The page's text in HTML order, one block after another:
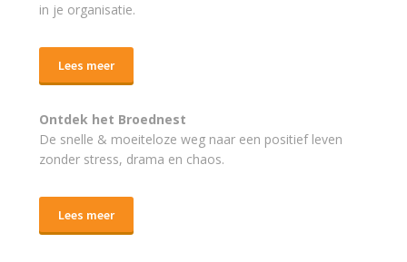
in je organisatie.
Lees meer
Ontdek het Broednest
De snelle & moeiteloze weg naar een positief leven
zonder stress, drama en chaos.
Lees meer